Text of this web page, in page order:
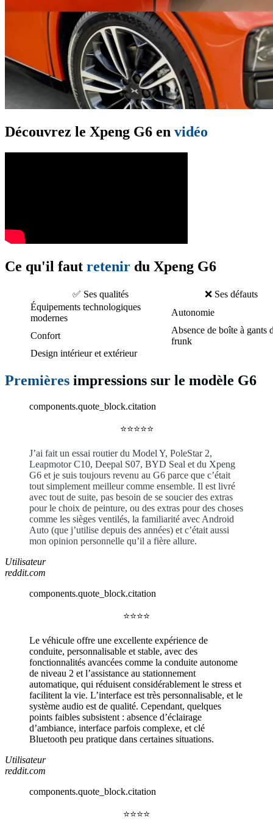
Découvrez le Xpeng G6 en vidéo
Ce qu'il faut retenir du Xpeng G6
✅ Ses qualités
❌ Ses défauts
Équipements technologiques
modernes
Autonomie
Confort
Absence de boîte à gants
frunk
Design intérieur et extérieur
Premières impressions sur le modèle G6
components.quote_block.citation
⭐⭐⭐⭐⭐
J’ai fait un essai routier du Model Y, PoleStar 2,
Leapmotor C10, Deepal S07, BYD Seal et du Xpeng
G6 et je suis toujours revenu au G6 parce que c’était
tout simplement meilleur comme ensemble. Il est livré
avec tout de suite, pas besoin de se soucier des extras
pour le choix de peinture, ou des extras pour des choses
comme les sièges ventilés, la familiarité avec Android
Auto (que j’utilise depuis des années) et c’était aussi
mon opinion personnelle qu’il a fière allure.
Utilisateur
reddit.com
components.quote_block.citation
⭐⭐⭐⭐
Le véhicule offre une excellente expérience de
conduite, personnalisable et stable, avec des
fonctionnalités avancées comme la conduite autonome
de niveau 2 et l’assistance au stationnement
automatique, qui réduisent considérablement le stress et
facilitent la vie. L’interface est très personnalisable, et le
système audio est de qualité. Cependant, quelques
points faibles subsistent : absence d’éclairage
d’ambiance, interface parfois complexe, et clé
Bluetooth peu pratique dans certaines situations.
Utilisateur
reddit.com
components.quote_block.citation
⭐⭐⭐⭐